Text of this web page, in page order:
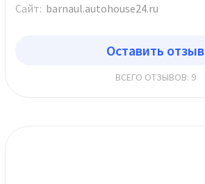
Сайт: barnaul.autohouse24.ru
Оставить отзыв
ВСЕГО ОТЗЫВОВ: 9